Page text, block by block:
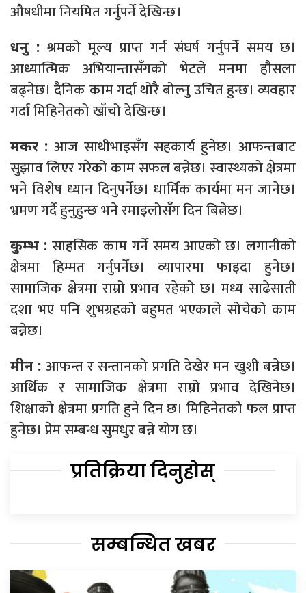
औषधीमा नियमित गर्नुपर्ने देखिन्छ।
धनु : श्रमको मूल्य प्राप्त गर्न संघर्ष गर्नुपर्ने समय छ।
आध्यात्मिक अभियान्तासँगको भेटले मनमा हौसला
बढ्नेछ। दैनिक काम गर्दा थोरै बोल्नु उचित हुन्छ। व्यवहार
गर्दा मिहिनेतको खाँचो देखिन्छ।
मकर : आज साथीभाइसँग सहकार्य हुनेछ। आफन्तबाट
सुझाव लिएर गरेको काम सफल बन्नेछ। स्वास्थ्यको क्षेत्रमा
भने विशेष ध्यान दिनुपर्नेछ। धार्मिक कार्यमा मन जानेछ।
भ्रमण गर्दै हुनुहुन्छ भने रमाइलोसँग दिन बित्नेछ।
कुम्भ : साहसिक काम गर्ने समय आएको छ। लगानीको
क्षेत्रमा हिम्मत गर्नुपर्नेछ। व्यापारमा फाइदा हुनेछ।
सामाजिक क्षेत्रमा राम्रो प्रभाव रहेको छ। मध्य साढेसाती
दशा भए पनि शुभग्रहको बहुमत भएकाले सोचेको काम
बन्नेछ।
मीन : आफन्त र सन्तानको प्रगति देखेर मन खुशी बन्नेछ।
आर्थिक र सामाजिक क्षेत्रमा राम्रो प्रभाव देखिनेछ।
शिक्षाको क्षेत्रमा प्रगति हुने दिन छ। मिहिनेतको फल प्राप्त
हुनेछ। प्रेम सम्बन्ध सुमधुर बन्ने योग छ।
प्रतिक्रिया दिनुहोस्
सम्बन्धित खबर